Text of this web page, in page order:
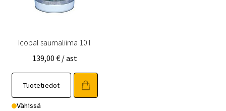
Icopal saumaliima 10 l
139,00 € / ast
Tuotetiedot
Vähissä